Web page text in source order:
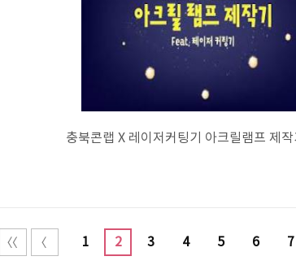
충북콘랩 X 레이저커팅기 아크릴램프 제작
1 2 3 4 5 6 7